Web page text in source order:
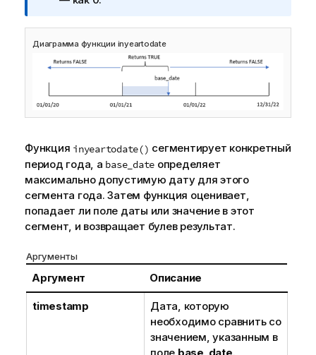
е
ч
а
и
н
ф
о
р
м
а
и
и
Диаграмма функции inyeartodate
Функция inyeartodate() сегментирует конкретный
период года, а base_date определяет
максимально допустимую дату для этого
сегмента года. Затем функция оценивает,
попадает ли поле даты или значение в этот
сегмент, и возвращает булев результат.
Аргументы
Аргумент Описание
timestamp
Дата, которую
необходимо сравнить со
значением, указанным в